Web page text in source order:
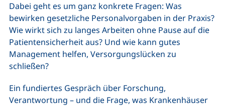
Dabei geht es um ganz konkrete Fragen: Was
bewirken gesetzliche Personalvorgaben in der Praxis?
Wie wirkt sich zu langes Arbeiten ohne Pause auf die
Patientensicherheit aus? Und wie kann gutes
Management helfen, Versorgungslücken zu
schließen?
Ein fundiertes Gespräch über Forschung,
Verantwortung – und die Frage, was Krankenhäuser